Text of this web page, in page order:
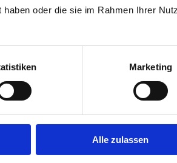
oder die sie im Rahmen Ihrer
Marketing
Alle zulassen
- Maritim /
Bewerbung für diesen Job
der Bewerbung live
stimmst Du unseren Nutzungsbedingungen
kannst Dich jeder Zeit von unserem E-